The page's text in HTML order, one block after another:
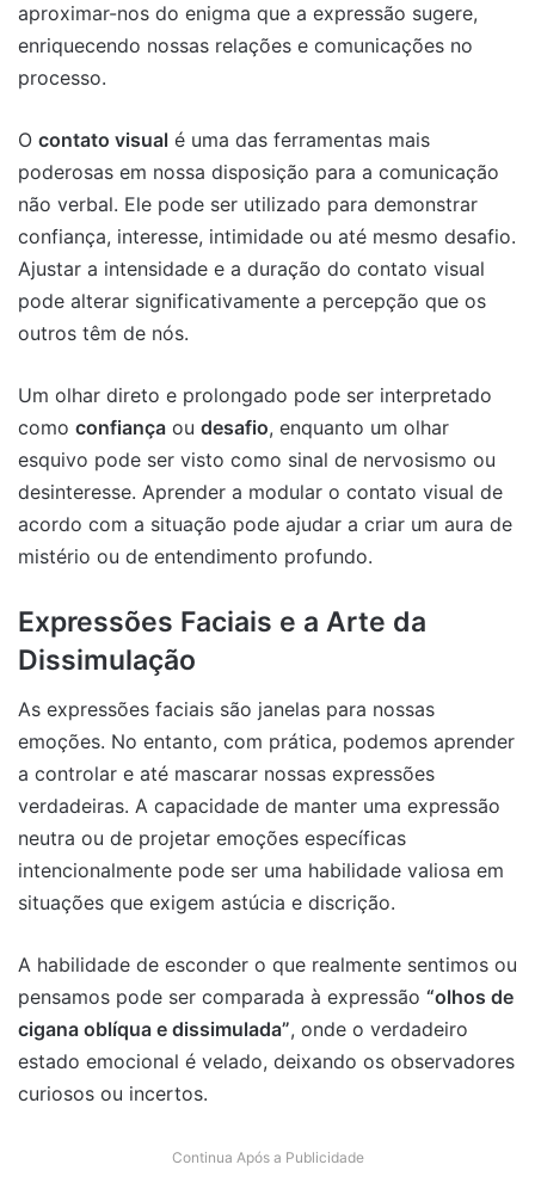
aproximar-nos do enigma que a expressão sugere,
enriquecendo nossas relações e comunicações no
processo.
O contato visual é uma das ferramentas mais
poderosas em nossa disposição para a comunicação
não verbal. Ele pode ser utilizado para demonstrar
confiança, interesse, intimidade ou até mesmo desafio.
Ajustar a intensidade e a duração do contato visual
pode alterar significativamente a percepção que os
outros têm de nós.
Um olhar direto e prolongado pode ser interpretado
como confiança ou desafio, enquanto um olhar
esquivo pode ser visto como sinal de nervosismo ou
desinteresse. Aprender a modular o contato visual de
acordo com a situação pode ajudar a criar um aura de
mistério ou de entendimento profundo.
Expressões Faciais e a Arte da
Dissimulação
As expressões faciais são janelas para nossas
emoções. No entanto, com prática, podemos aprender
a controlar e até mascarar nossas expressões
verdadeiras. A capacidade de manter uma expressão
neutra ou de projetar emoções específicas
intencionalmente pode ser uma habilidade valiosa em
situações que exigem astúcia e discrição.
A habilidade de esconder o que realmente sentimos ou
pensamos pode ser comparada à expressão “olhos de
cigana oblíqua e dissimulada”, onde o verdadeiro
estado emocional é velado, deixando os observadores
curiosos ou incertos.
Continua Após a Publicidade